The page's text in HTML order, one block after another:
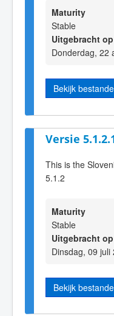
Maturity
Stable
Uitgebracht op
Donderdag, 22
Bekijk
Versie
This is the
5.1.2
Maturity
Stable
Uitgebracht op
Dinsdag, 09 juli
Bekijk